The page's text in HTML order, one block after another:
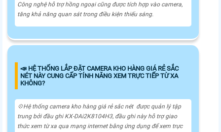
Công nghệ hỗ trợ hồng ngoại cũng được tích hợp vào camera,
tăng khả năng quan sát trong điều kiện thiếu sáng.
📣 HỆ THỐNG LẮP ĐẶT CAMERA KHO HÀNG GIÁ RẺ SẮC
NÉT NÀY CUNG CẤP TÍNH NĂNG XEM TRỰC TIẾP TỪ XA
KHÔNG?
💠Hệ thống camera kho hàng giá rẻ sắc nét được quản lý tập
trung bởi đầu ghi KX-DAi2K8104H3, đầu ghi này hỗ trợ giao
thức xem từ xa qua mạng internet bằng ứng dụng để xem trực